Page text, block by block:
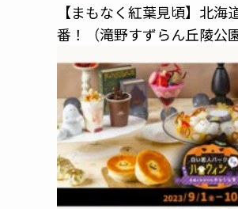
【まもなく紅葉見頃】北海
番！（滝野すずらん丘陵公園